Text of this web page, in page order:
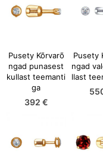
Pusety Kõrvarõ
ngad punasest
kullast teemanti
ga
392 €
Pusety
ngad
llast